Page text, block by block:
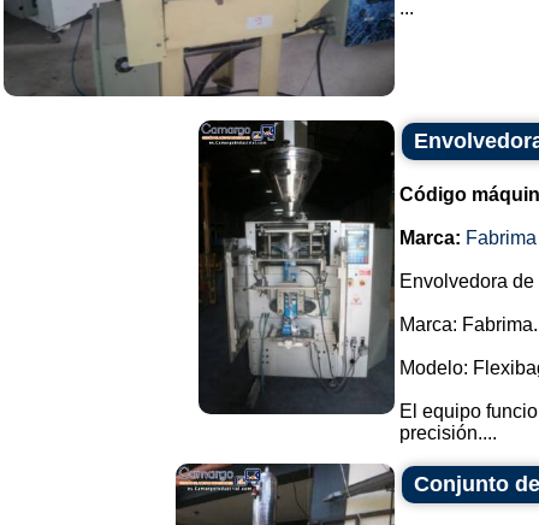
...
Código
Marca: Fabrima
Envolvedora de
Marca: Fabrima.
Modelo:
El equipo
precisión....
Conjunto